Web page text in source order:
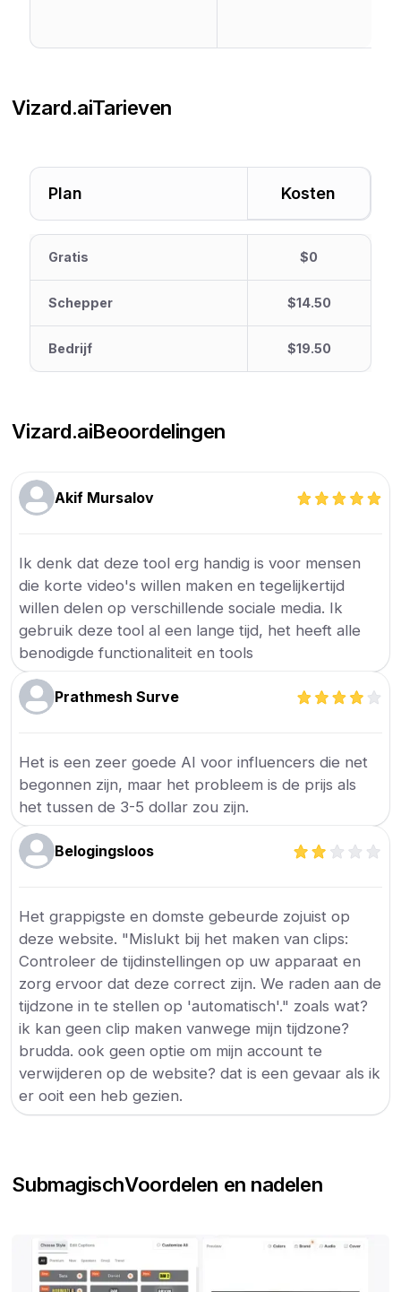
Vizard.aiTarieven
Plan Kosten
Gratis $0
Schepper $14.50
Bedrijf $19.50
Vizard.aiBeoordelingen
Akif Mursalov
Ik denk dat deze tool erg handig is voor mensen
die korte video's willen maken en tegelijkertijd
willen delen op verschillende sociale media. Ik
gebruik deze tool al een lange tijd, het heeft alle
benodigde functionaliteit en tools
Prathmesh Surve
Het is een zeer goede AI voor influencers die net
begonnen zijn, maar het probleem is de prijs als
het tussen de 3-5 dollar zou zijn.
Belogingsloos
Het grappigste en domste gebeurde zojuist op
deze website. "Mislukt bij het maken van clips:
Controleer de tijdinstellingen op uw apparaat en
zorg ervoor dat deze correct zijn. We raden aan de
tijdzone in te stellen op 'automatisch'." zoals wat?
ik kan geen clip maken vanwege mijn tijdzone?
brudda. ook geen optie om mijn account te
verwijderen op de website? dat is een gevaar als ik
er ooit een heb gezien.
SubmagischVoordelen en nadelen